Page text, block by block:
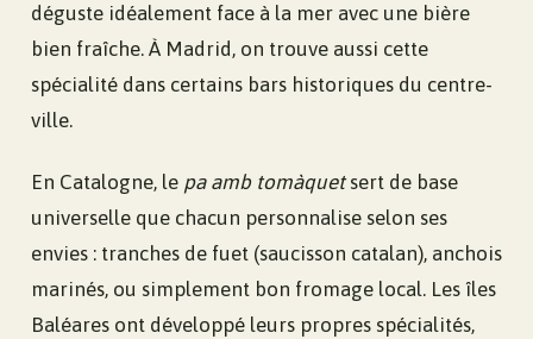
déguste idéalement face à la mer avec une bière
bien fraîche. À Madrid, on trouve aussi cette
spécialité dans certains bars historiques du centre-
ville.
En Catalogne, le pa amb tomàquetsert de base
universelle que chacun personnalise selon ses
envies : tranches de fuet (saucisson catalan), anchois
marinés, ou simplement bon fromage local. Les îles
Baléares ont développé leurs propres spécialités,